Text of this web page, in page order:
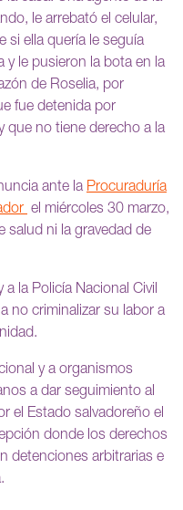
le arrebató el celular,
si ella quería le seguía
y le pusieron la bota en la
de Roselia, por
fue detenida por
que no tiene derecho a la
ante la Procuraduría
el miércoles 30 marzo,
salud ni la gravedad de
la Policía Nacional Civil
no criminalizar su labor a
y a organismos
a dar seguimiento al
el Estado salvadoreño el
donde los derechos
detenciones arbitrarias e